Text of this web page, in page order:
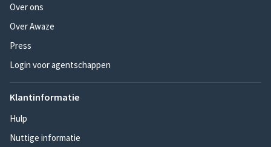
Over ons
Over Awaze
Press
Login voor agentschappen
Klantinformatie
Hulp
Nuttige informatie